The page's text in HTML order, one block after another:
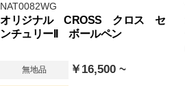
NAT0082WG
オリジナル CROSS クロス セ
ンチュリーII ボールペン
無地品 ￥16,500 ~